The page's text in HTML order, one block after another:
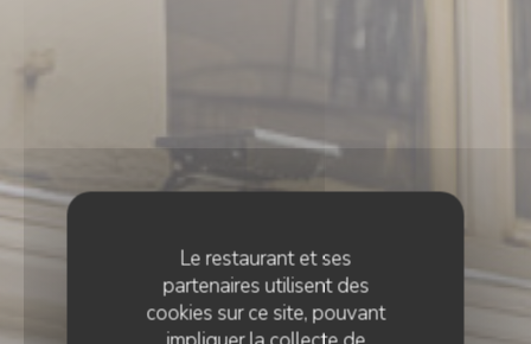
Le restaurant et ses
partenaires utilisent des
cookies sur ce site, pouvant